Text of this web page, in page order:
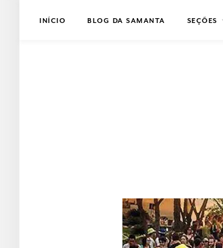
INÍCIO BLOG DA SAMANTA SEÇÕES